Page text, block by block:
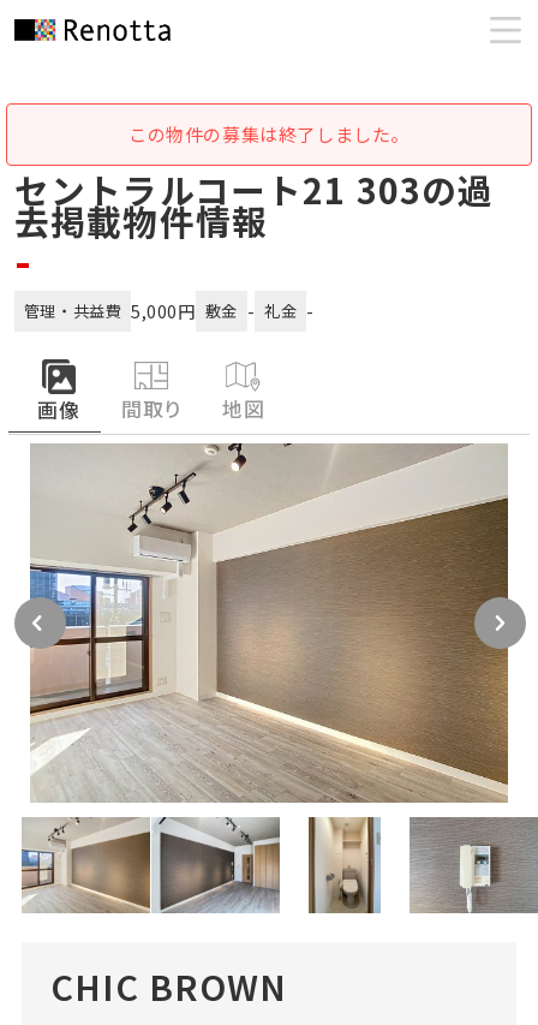
この物件の募集は終了しました。
セントラルコート21 303の過
去掲載物件情報
-
管理・共益費 5,000円 敷金 - 礼金 -
画像 間取り 地図
CHIC BROWN